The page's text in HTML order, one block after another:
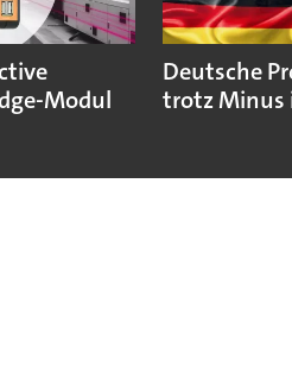
Modul
Deutsche
trotz Minus